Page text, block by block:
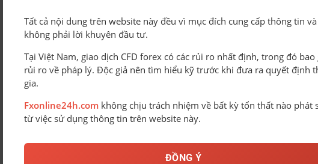
Tất cả nội dung trên website này đều vì mục đích cung cấp thông tin và
không phải lời khuyên đầu tư.
Tại Việt Nam, giao dịch CFD forex có các rủi ro nhất định, trong đó bao
rủi ro về pháp lý. Độc giả nên tìm hiểu kỹ trước khi đưa ra quyết định
gia.
Fxonline24h.com không chịu trách nhiệm về bất kỳ tổn thất nào phát
từ việc sử dụng thông tin trên website này.
ĐỒNG Ý